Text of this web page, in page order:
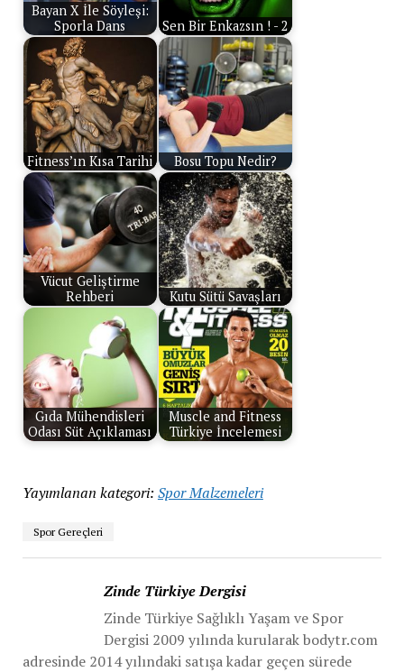
Bayan X İle Söyleşi:
Sporla Dans
Sen Bir Enkazsın ! - 2
Fitness’ın Kısa Tarihi Bosu Topu Nedir?
Vücut Geliştirme
Rehberi
Kutu Sütü Savaşları
Gıda Mühendisleri
Odası Süt Açıklaması
Muscle and Fitness
Türkiye İncelemesi
Yayımlanan kategori: Spor Malzemeleri
Spor Gereçleri
Zinde Türkiye Dergisi
Zinde Türkiye Sağlıklı Yaşam ve Spor
Dergisi 2009 yılında kurularak bodytr.com
adresinde 2014 yılındaki satışa kadar geçen sürede